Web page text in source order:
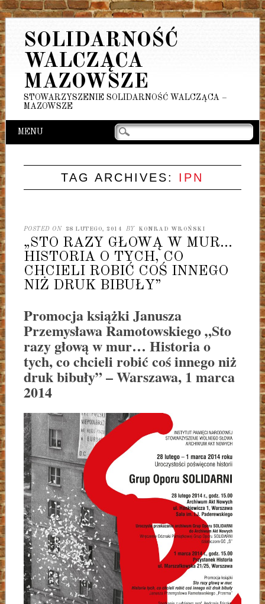
SOLIDARNOŚĆ
WALCZĄCA
MAZOWSZE
STOWARZYSZENIE SOLIDARNOŚĆ WALCZĄCA –
MAZOWSZE
Main menu
Skip
to
content
MENU
TAG ARCHIVES: IPN
POSTED ON 28 LUTEGO, 2014 BY KONRAD WROŃSKI
„STO RAZY GŁOWĄ W MUR…
HISTORIA O TYCH, CO
CHCIELI ROBIĆ COŚ INNEGO
NIŻ DRUK BIBUŁY”
Promocja książki Janusza
Przemysława Ramotowskiego „Sto
razy głową w mur… Historia o
tych, co chcieli robić coś innego niż
druk bibuły” – Warszawa, 1 marca
2014